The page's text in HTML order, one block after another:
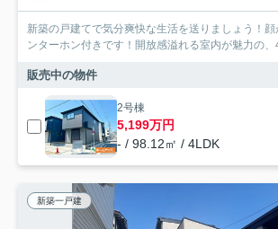
新築の戸建てで気分爽快な生活を送りましょう！
ンターホン付きです！開放感溢れる室内が魅力の、
販売中の物件
2号棟
5,199万円
- / 98.12㎡ / 4LDK
新築一戸建